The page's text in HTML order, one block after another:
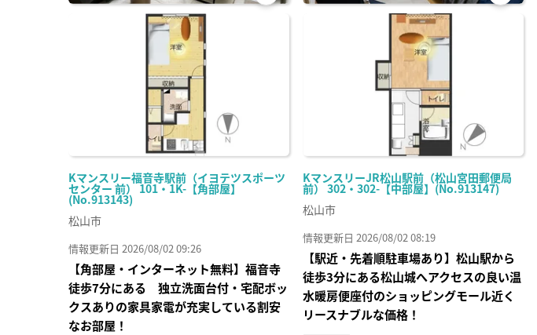
Kマンスリー福音寺駅前（イヨテツスポーツ
センター 前） 101・1K-【角部屋】
(No.913143)
お気
松山市
情報更新日 2026/08/02 09:26
【角部屋・インターネット無料】福音寺
徒歩7分にある 独立洗面台付・宅配ボッ
クスありの家具家電が充実している割安
なお部屋！
KマンスリーJR松山駅前（松山宮田郵便局
前） 302・302-【中部屋】(No.913147)
お気
松山市
情報更新日 2026/08/02 08:19
【駅近・先着順駐車場あり】松山駅から
徒歩3分にある松山城へアクセスの良い温
水暖房便座付のショッピングモール近く
リースナブルな価格！